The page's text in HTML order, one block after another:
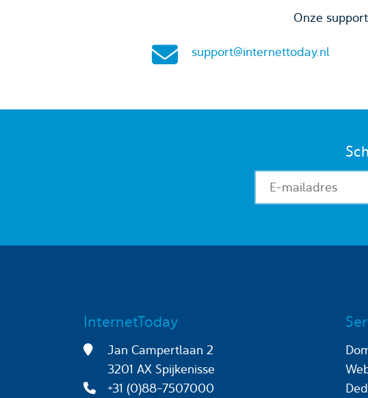
Onze
support@internettoday.nl
InternetToday
Jan Campertlaan 2
3201 AX Spijkenisse
+31 (0)88-7507000